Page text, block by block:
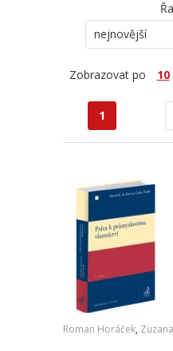
nejnovější
Zobrazovat po 10
1
Roman Horáček,